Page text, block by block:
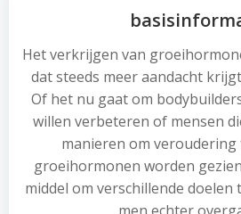
Het verkrijgen van
dat steeds meer aandacht
Of het nu gaat om
willen verbeteren of mensen
manieren om veroudering
groeihormonen worden
middel om verschillende